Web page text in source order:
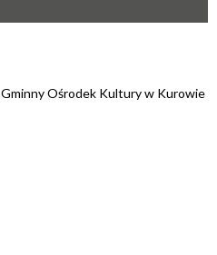
Gminny Ośrodek Kultury w Kurowie